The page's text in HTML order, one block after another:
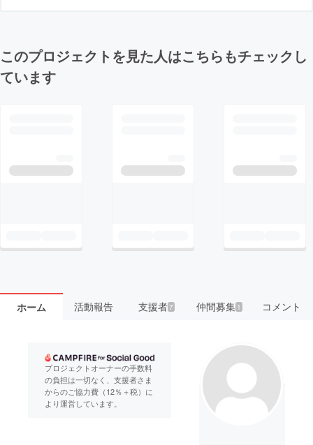
このプロジェクトを見た人はこちらもチェックし
ています
ホーム 活動報告 支援者7 仲間募集 1 コメント
プロジェクトオーナーの手数料
の負担は一切なく、支援者さま
からのご協力費（12％＋税）に
より運営しています。